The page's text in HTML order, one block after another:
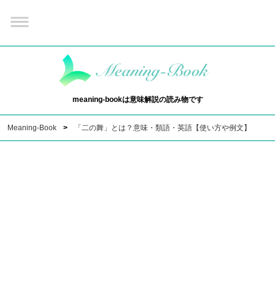
meaning-bookは意味解説の読み物です
Meaning-Book 「二の舞」とは？意味・類語・英語【使い方や例文】